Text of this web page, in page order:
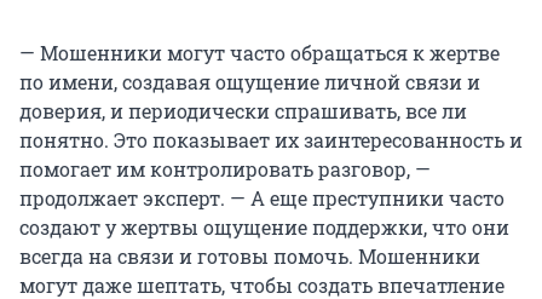
— Мошенники могут часто обращаться к жертве
по имени, создавая ощущение личной связи и
доверия, и периодически спрашивать, все ли
понятно. Это показывает их заинтересованность и
помогает им контролировать разговор, —
продолжает эксперт. — А еще преступники часто
создают у жертвы ощущение поддержки, что они
всегда на связи и готовы помочь. Мошенники
могут даже шептать, чтобы создать впечатление